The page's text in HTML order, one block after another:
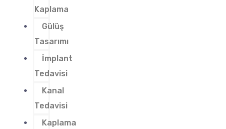
Kaplama
Gülüş
Tasarımı
İmplant
Tedavisi
Kanal
Tedavisi
Kaplama